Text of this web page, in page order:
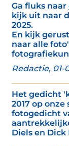
Ga fluks naar
kijk uit naar
2025.
En kijk
naar alle
Redactie, 01-
Het gedicht
2017 op
fotogedicht
Diels en